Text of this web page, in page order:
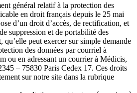
général relatif à la protection des
en droit français depuis le 25 mai
d’un droit d’accès, de rectification, et
suppression et de portabilité des
peut exercer sur simple demande
des données par courriel à
ou en adressant un courrier à Médicis,
– 75830 Paris Cedex 17. Ces droits
sur notre site dans la rubrique